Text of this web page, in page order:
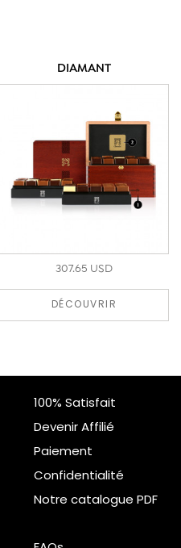
DIAMANT
307.65 USD
DÉCOUVRIR
100% Satisfait
Devenir Affilié
Paiement
Confidentialité
Notre catalogue PDF